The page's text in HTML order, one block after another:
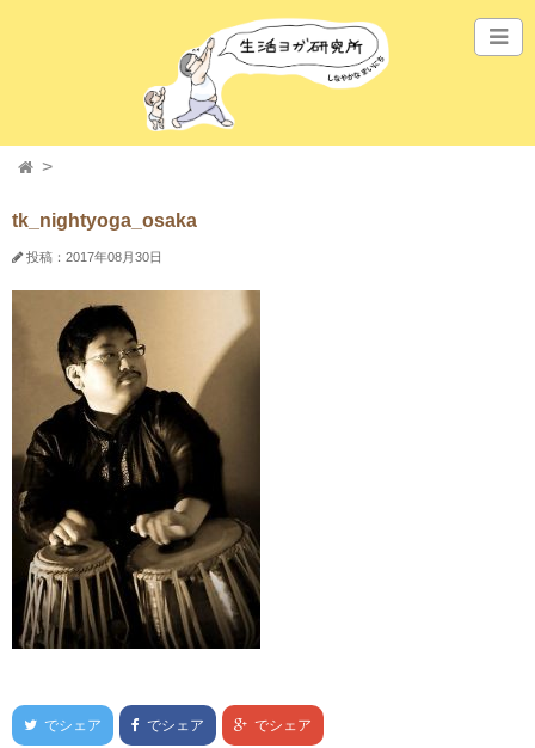
tk_nightyoga_osaka
投稿：2017年08月30日
でシェア でシェア でシェア